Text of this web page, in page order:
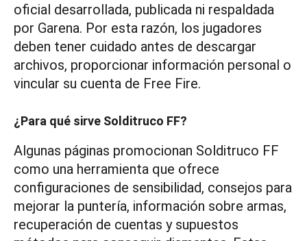
oficial desarrollada, publicada ni respaldada
por Garena. Por esta razón, los jugadores
deben tener cuidado antes de descargar
archivos, proporcionar información personal o
vincular su cuenta de Free Fire.
¿Para qué sirve Solditruco FF?
Algunas páginas promocionan Solditruco FF
como una herramienta que ofrece
configuraciones de sensibilidad, consejos para
mejorar la puntería, información sobre armas,
recuperación de cuentas y supuestos